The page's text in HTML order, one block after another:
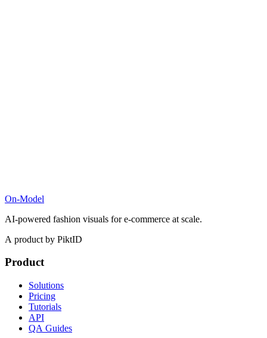
On-Model
AI-powered fashion visuals for e-commerce at scale.
A product by PiktID
Product
Solutions
Pricing
Tutorials
API
QA Guides